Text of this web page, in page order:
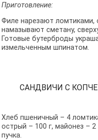
Приготовление:
Филе нарезают ломтиками,
намазывают сметану,
Готовые бутерброды
измельченным шпинатом.
САНДВИЧИ С
Хлеб пшеничный – 4
острый – 100 г, майонез –
пучка.